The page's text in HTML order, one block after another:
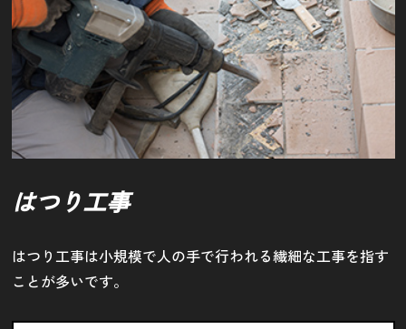
はつり工事
はつり工事は小規模で人の手で行われる繊細な工事を指す
ことが多いです。